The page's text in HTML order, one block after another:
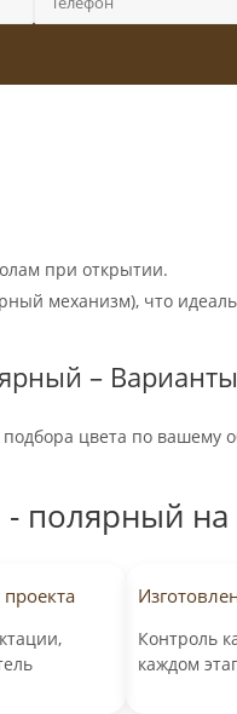
при открытии.
механизм), что
–
цвета по вашему
полярный на
Контроль
каждом